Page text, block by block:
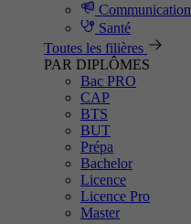
Communication
Santé
Toutes les filières
PAR DIPLÔMES
Bac PRO
CAP
BTS
BUT
Prépa
Bachelor
Licence
Licence Pro
Master